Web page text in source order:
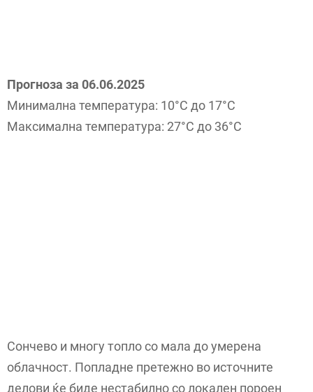
Прогноза за 06.06.2025
Минимална температура: 10°C до 17°C
Максимална температура: 27°C до 36°C
Сончево и многу топло со мала до умерена
облачност. Попладне претежно во источните
делови ќе биде нестабилно со локален пороен